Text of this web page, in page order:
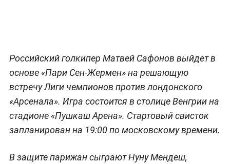
Российский голкипер Матвей Сафонов выйдет в
основе «Пари Сен-Жермен» на решающую
встречу Лиги чемпионов против лондонского
«Арсенала». Игра состоится в столице Венгрии на
стадионе «Пушкаш Арена». Стартовый свисток
запланирован на 19:00 по московскому времени.
В защите парижан сыграют Нуну Мендеш,